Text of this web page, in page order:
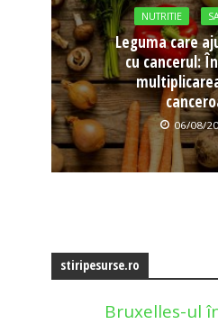
NUTRITIE
Leguma care
cu cancerul:
06/08/
stiripesurse.ro
Bruxelles-ul